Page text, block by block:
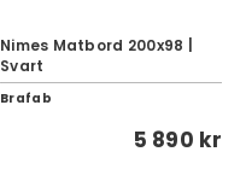
Nimes Matbord 200x98 |
Svart
Brafab
5 890 kr